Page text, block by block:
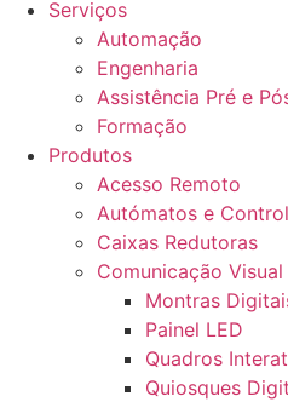
Serviços
Automação
Engenharia
Assistência Pré e
Formação
Produtos
Acesso Remoto
Autómatos e
Caixas Redutoras
Comunicação
Montras
Painel LED
Quadros
Quiosques